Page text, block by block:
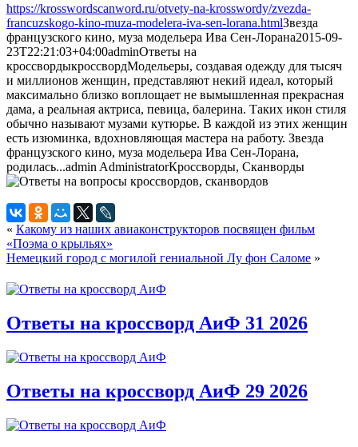
https://krosswordscanword.ru/otvety-na-krosswordy/zvezda-
francuzskogo-kino-muza-modelera-iva-sen-lorana.htmlЗвезда
французского кино, муза модельера Ива Сен-Лорана2015-09-
23T22:21:03+04:00adminОтветы на
кроссвордыкроссвордМодельеры, создавая одежду для тысяч
и миллионов женщин, представляют некий идеал, который
максимально близко воплощает не вымышленная прекрасная
дама, а реальная актриса, певица, балерина. Таких икон стиля
обычно называют музами кутюрье. В каждой из этих женщин
есть изюминка, вдохновляющая мастера на работу. Звезда
французского кино, муза модельера Ива Сен-Лорана,
родилась...admin AdministratorКроссворды, Сканворды
« Какому из наших авиаконструкторов посвящен фильм
«Поэма о крыльях»
Немецкий город с могилой гениальной Лу фон Саломе »
Ответы на кроссворд АиФ 31 2026
Ответы на кроссворд АиФ 29 2026